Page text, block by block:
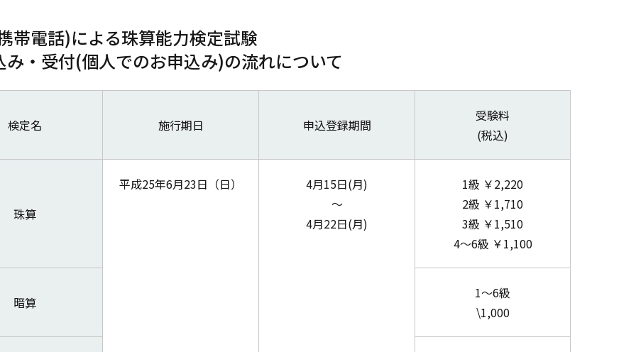
帯電話)による珠算能力検定試験
み・受付(個人でのお申込み)の流れについて
検定名 施行期日 申込登録期間
受験料
(税込)
珠算
平成25年6月23日（日）
4月15日(月)
～
4月22日(月)
1級 ￥2,220
2級 ￥1,710
3級 ￥1,510
4～6級 ￥1,100
暗算
1～6級
\1,000